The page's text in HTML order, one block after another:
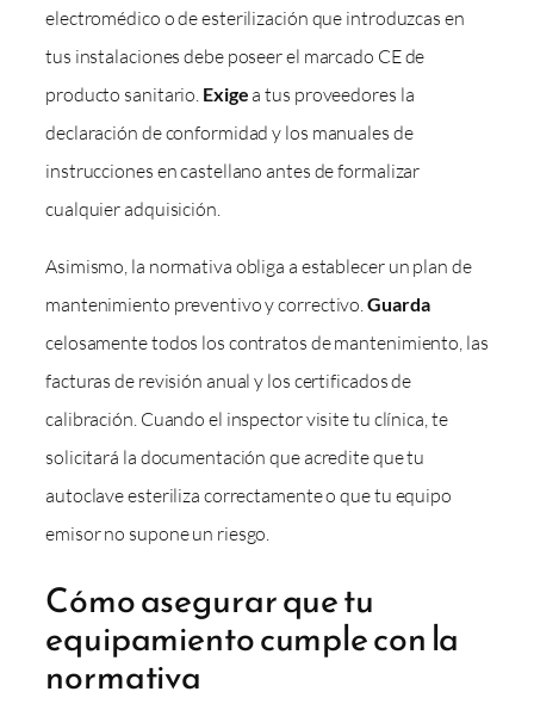
electromédico o de esterilización que introduzcas en
tus instalaciones debe poseer el marcado CE de
producto sanitario. Exigea tus proveedores la
declaración de conformidad y los manuales de
instrucciones en castellano antes de formalizar
cualquier adquisición.
Asimismo, la normativa obliga a establecer un plan de
mantenimiento preventivo y correctivo.Guarda
celosamente todos los contratos de mantenimiento, las
facturas de revisión anual y los certificados de
calibración. Cuando el inspector visite tu clínica, te
solicitará la documentación que acredite que tu
autoclave esteriliza correctamente o que tu equipo
emisor no supone un riesgo.
Cómo asegurar que tu
equipamiento cumple con la
normativa